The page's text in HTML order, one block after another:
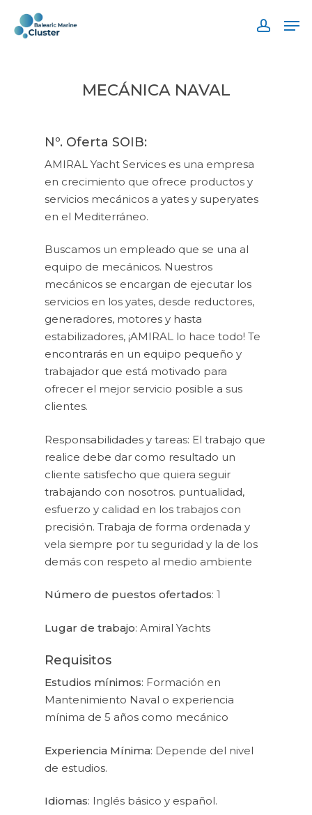
main
MECÁNICA NAVAL
Nº. Oferta SOIB:
AMIRAL Yacht Services es una empresa
en crecimiento que ofrece productos y
servicios mecánicos a yates y superyates
en el Mediterráneo.
Buscamos un empleado que se una al
equipo de mecánicos. Nuestros
mecánicos se encargan de ejecutar los
servicios en los yates, desde reductores,
generadores, motores y hasta
estabilizadores, ¡AMIRAL lo hace todo! Te
encontrarás en un equipo pequeño y
trabajador que está motivado para
ofrecer el mejor servicio posible a sus
clientes.
Responsabilidades y tareas: El trabajo que
realice debe dar como resultado un
cliente satisfecho que quiera seguir
trabajando con nosotros. puntualidad,
esfuerzo y calidad en los trabajos con
precisión. Trabaja de forma ordenada y
vela siempre por tu seguridad y la de los
demás con respeto al medio ambiente
Número de puestos ofertados: 1
Lugar de trabajo: Amiral Yachts
Requisitos
Estudios mínimos: Formación en
Mantenimiento Naval o experiencia
mínima de 5 años como mecánico
Experiencia Mínima: Depende del nivel
de estudios.
Idiomas: Inglés básico y español.